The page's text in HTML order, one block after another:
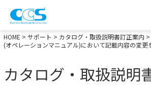
画像処理用の製品検索
HOME > サポート > カタログ・取扱説明書訂正案内
(オペレーションマニュアル)において記載内容の変更
カタログ・取扱説明